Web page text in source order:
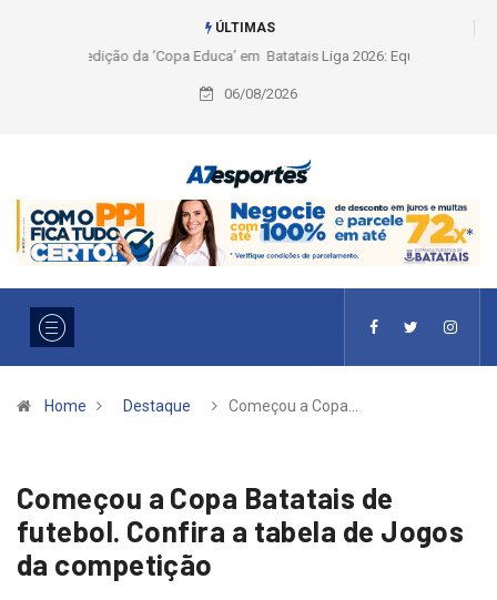
ÚLTIMAS
Liga 2026: Equipes rompem com a LABE na Série Ouro e entidade define
a 2° fase, times e formato
06/08/2026
Home Destaque Começou a Copa…
Começou a Copa Batatais de
futebol. Confira a tabela de Jogos
da competição